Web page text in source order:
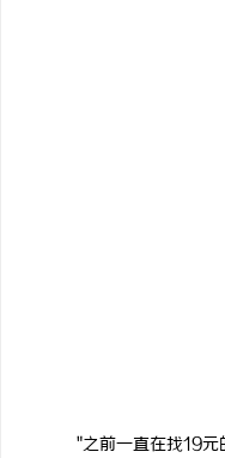
"之前一直在找19